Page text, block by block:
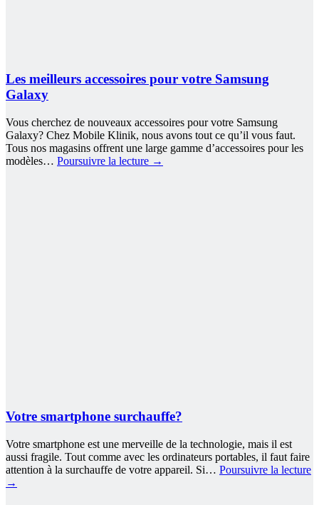
Les meilleurs accessoires pour votre Samsung
Galaxy
Vous cherchez de nouveaux accessoires pour votre Samsung
Galaxy? Chez Mobile Klinik, nous avons tout ce qu’il vous faut.
Tous nos magasins offrent une large gamme d’accessoires pour les
modèles… Poursuivre la lecture →
Votre smartphone surchauffe?
Votre smartphone est une merveille de la technologie, mais il est
aussi fragile. Tout comme avec les ordinateurs portables, il faut faire
attention à la surchauffe de votre appareil. Si… Poursuivre la lecture
→